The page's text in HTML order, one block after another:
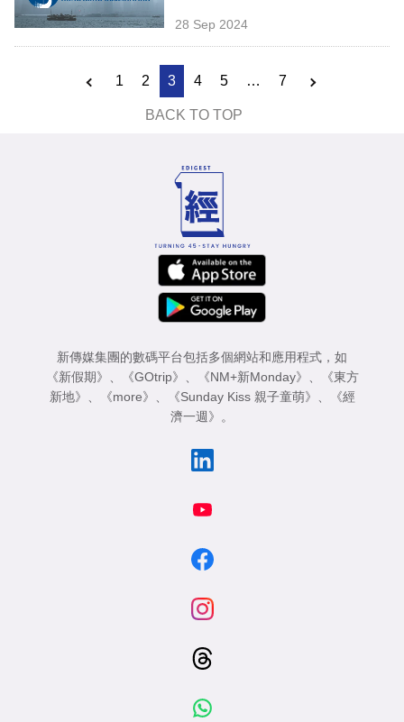
28 Sep 2024
1 2 3 4 5 … 7
BACK TO TOP
新傳媒集團的數碼平台包括多個網站和應用程式，如
《新假期》 、 《GOtrip》 、 《NM+新Monday》 、
《東方
新地》 、 《more》 、 《Sunday Kiss 親子童萌》 、
《經
濟一週》 。